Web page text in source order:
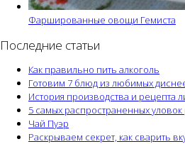
Фаршированные овощи Гемиста
Последние статьи
Как правильно пить алкоголь
Готовим 7 блюд из любимых
История производства и рецепта
5 самых распространенных
Чай Пуэр
Раскрываем секрет, как сварить